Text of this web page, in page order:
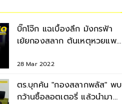
บิ๊กโจ๊ก แฉเบื้องลึก มังกรฟ้า
เย้ยกองสลาก ต้นเหตุหวยแพง
28 Mar 2022
ตร.บุกค้น "กองสลากพลัส" พบ
กว้านซื้อลอตเตอรี่ แล้วนำมา